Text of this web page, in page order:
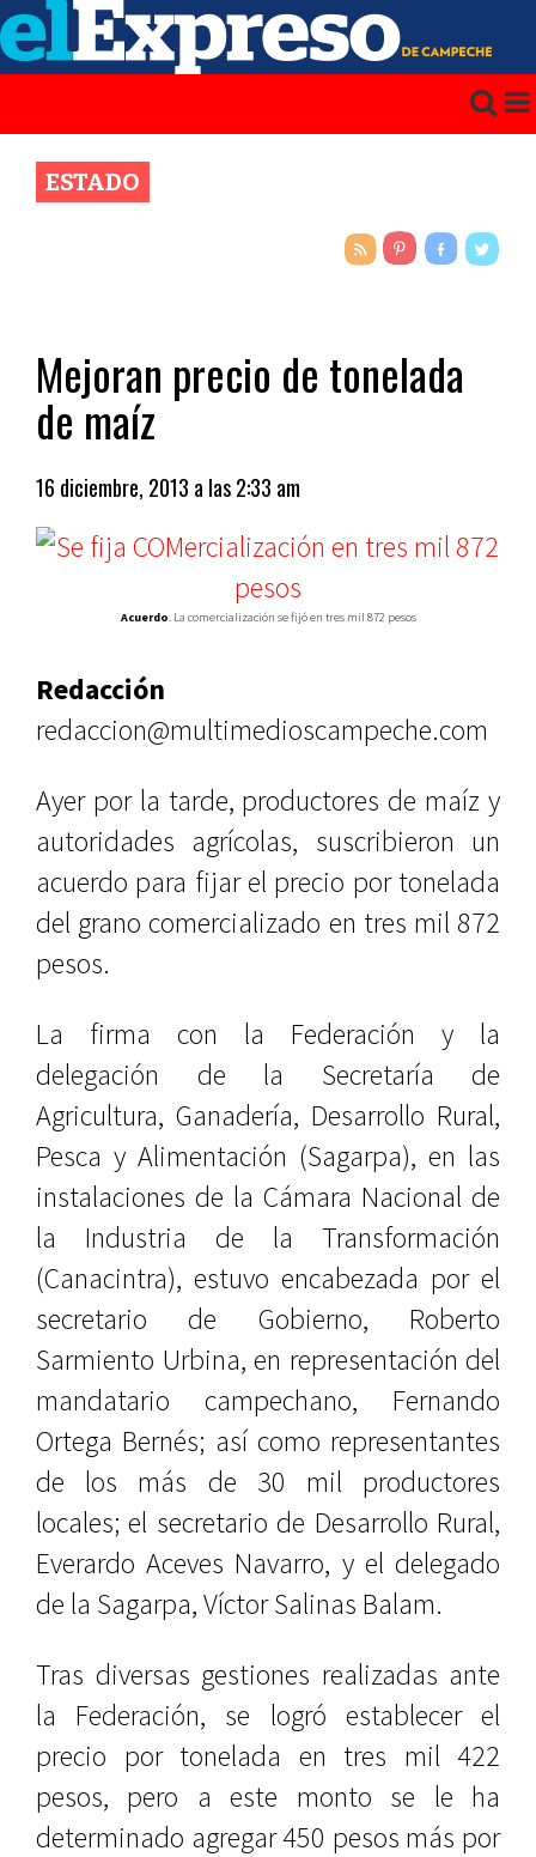
ESTADO
Mejoran precio de tonelada
de maíz
16 diciembre, 2013 a las 2:33 am
Acuerdo. La comercialización se fijó en tres mil 872 pesos
Redacción
redaccion@multimedioscampeche.com
Ayer por la tarde, productores de maíz y
autoridades agrícolas, suscribieron un
acuerdo para fijar el precio por tonelada
del grano comercializado en tres mil 872
pesos.
La firma con la Federación y la
delegación de la Secretaría de
Agricultura, Ganadería, Desarrollo Rural,
Pesca y Alimentación (Sagarpa), en las
instalaciones de la Cámara Nacional de
la Industria de la Transformación
(Canacintra), estuvo encabezada por el
secretario de Gobierno, Roberto
Sarmiento Urbina, en representación del
mandatario campechano, Fernando
Ortega Bernés; así como representantes
de los más de 30 mil productores
locales; el secretario de Desarrollo Rural,
Everardo Aceves Navarro, y el delegado
de la Sagarpa, Víctor Salinas Balam.
Tras diversas gestiones realizadas ante
la Federación, se logró establecer el
precio por tonelada en tres mil 422
pesos, pero a este monto se le ha
determinado agregar 450 pesos más por